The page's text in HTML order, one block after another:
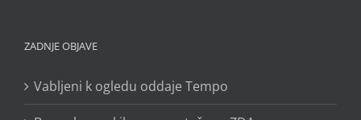
ZADNJE OBJAVE
Vabljeni k ogledu oddaje Tempo